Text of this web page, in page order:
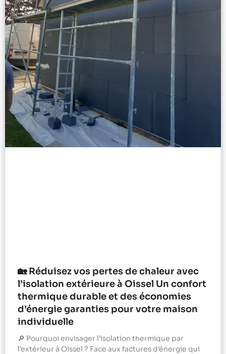
🏡 Réduisez vos pertes de chaleur avec
l’isolation extérieure à Oissel Un confort
thermique durable et des économies
d’énergie garanties pour votre maison
individuelle
🔎 Pourquoi envisager l’isolation thermique par
l’extérieur à Oissel ? Face aux factures d’énergie qui